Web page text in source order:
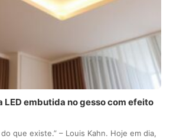
LED embutida no gesso com efeito
que existe.” – Louis Kahn. Hoje em dia,